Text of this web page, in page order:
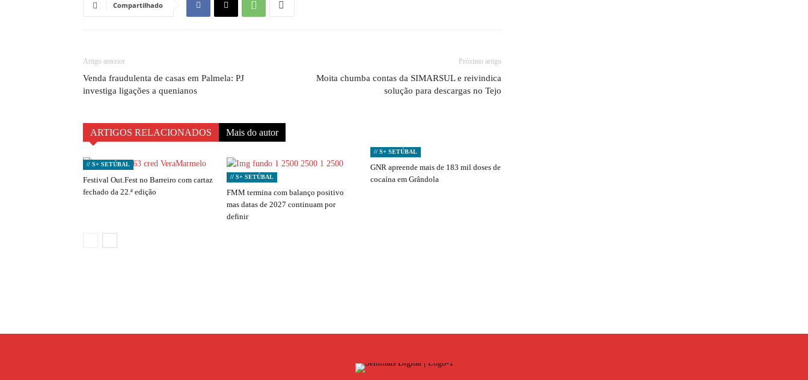
Compartilhado
Artigo anterior
Venda fraudulenta de casas em Palmela: PJ
investiga ligações a quenianos
Próximo artigo
Moita chumba contas da SIMARSUL e reivindica
solução para descargas no Tejo
ARTIGOS RELACIONADOS Mais do autor
// S+ SETÚBAL
Festival Out.Fest no Barreiro com cartaz
fechado da 22.ª edição
// S+ SETÚBAL
FMM termina com balanço positivo
mas datas de 2027 continuam por
definir
// S+ SETÚBAL
GNR apreende mais de 183 mil doses de
cocaína em Grândola